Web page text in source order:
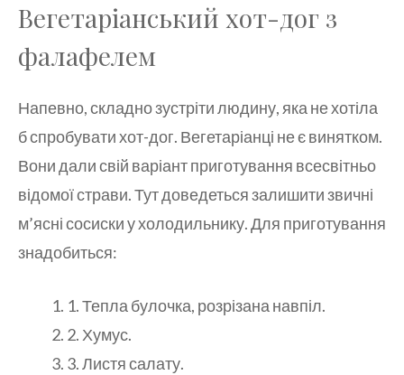
Вегетаріанський хот-дог з
фалафелем
Напевно, складно зустріти людину, яка не хотіла
б спробувати хот-дог. Вегетаріанці не є винятком.
Вони дали свій варіант приготування всесвітньо
відомої страви. Тут доведеться залишити звичні
м’ясні сосиски у холодильнику. Для приготування
знадобиться:
1. Тепла булочка, розрізана навпіл.
2. Хумус.
3. Листя салату.